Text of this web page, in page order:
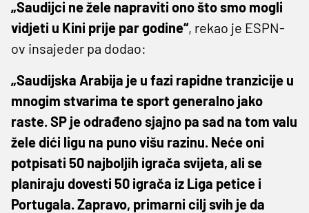
„Saudijci ne žele napraviti ono što smo mogli
vidjeti u Kini prije par godine“, rekao je ESPN-
ov insajeder pa dodao:
„Saudijska Arabija je u fazi rapidne tranzicije u
mnogim stvarima te sport generalno jako
raste. SP je odrađeno sjajno pa sad na tom valu
žele dići ligu na puno višu razinu. Neće oni
potpisati 50 najboljih igrača svijeta, ali se
planiraju dovesti 50 igrača iz Liga petice i
Portugala. Zapravo, primarni cilj svih je da